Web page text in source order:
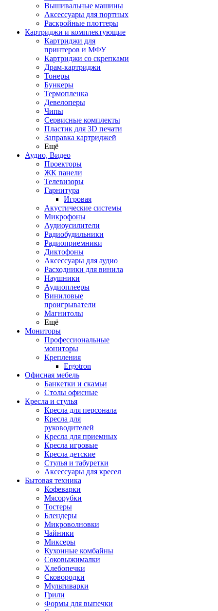
Вышивальные машины
Аксессуары для портных
Раскройные плоттеры
Картриджи и комплектующие
Картриджи для
принтеров и МФУ
Картриджи со скрепками
Драм-картриджи
Тонеры
Бункеры
Термопленка
Девелоперы
Чипы
Сервисные комплекты
Пластик для 3D печати
Заправка картриджей
Ещё
Аудио, Видео
Проекторы
ЖК панели
Телевизоры
Гарнитура
Игровая
Акустические системы
Микрофоны
Аудиоусилители
Радиобудильники
Радиоприемники
Диктофоны
Аксессуары для аудио
Расходники для винила
Наушники
Аудиоплееры
Виниловые
проигрыватели
Магнитолы
Ещё
Мониторы
Профессиональные
мониторы
Крепления
Ergotron
Офисная мебель
Банкетки и скамьи
Столы офисные
Кресла и стулья
Кресла для персонала
Кресла для
руководителей
Кресла для приемных
Кресла игровые
Кресла детские
Стулья и табуретки
Аксессуары для кресел
Бытовая техника
Кофеварки
Мясорубки
Тостеры
Блендеры
Микроволновки
Чайники
Миксеры
Кухонные комбайны
Соковыжималки
Хлебопечки
Сковородки
Мультиварки
Грили
Формы для выпечки